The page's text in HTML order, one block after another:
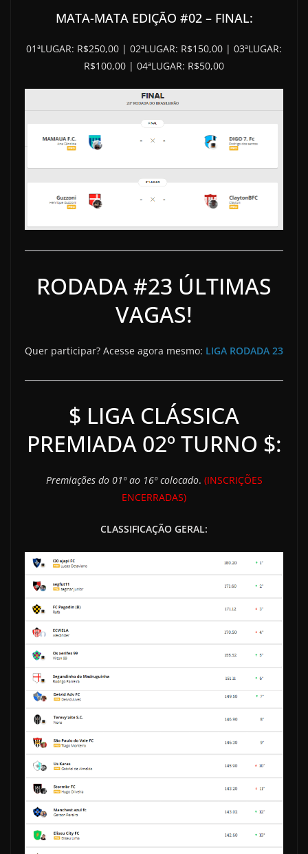
MATA-MATA EDIÇÃO #02 – FINAL:
01ªLUGAR: R$250,00 | 02ªLUGAR: R$150,00 | 03ªLUGAR:
R$100,00 | 04ªLUGAR: R$50,00
RODADA #23 ÚLTIMAS
VAGAS!
Quer participar? Acesse agora mesmo: LIGA RODADA 23
$ LIGA CLÁSSICA
PREMIADA 02º TURNO $:
Premiações do 01º ao 16º colocado. (INSCRIÇÕES
ENCERRADAS)
CLASSIFICAÇÃO GERAL: